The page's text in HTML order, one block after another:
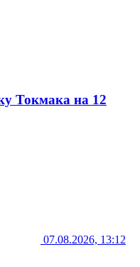
Токмака на 12
07.08.2026, 13:12